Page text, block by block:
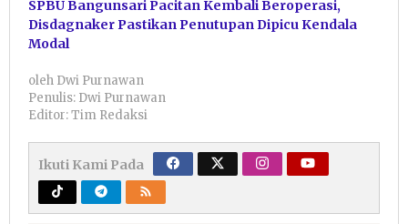
SPBU Bangunsari Pacitan Kembali Beroperasi,
Disdagnaker Pastikan Penutupan Dipicu Kendala
Modal
oleh Dwi Purnawan
Penulis: Dwi Purnawan
Editor: Tim Redaksi
Ikuti Kami Pada